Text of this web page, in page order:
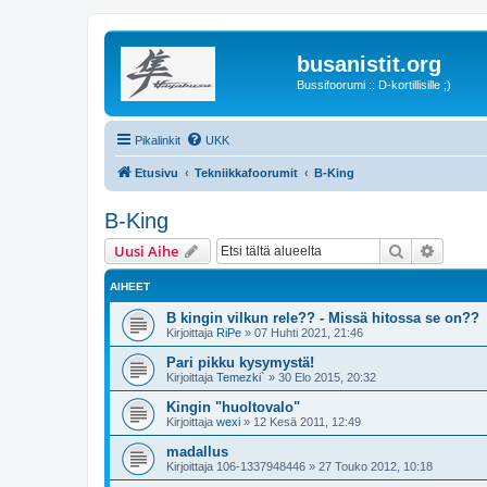
busanistit.org
Bussifoorumi :: D-kortillisille ;)
Pikalinkit UKK
Etusivu Tekniikkafoorumit B-King
B-King
Uusi Aihe Etsi
AIHEET
B kingin vilkun rele?? - Missä hitossa se on??
Kirjoittaja RiPe » 07 Huhti 2021, 21:46
Pari pikku kysymystä!
Kirjoittaja Temezki` » 30 Elo 2015, 20:32
Kingin "huoltovalo"
Kirjoittaja wexi » 12 Kesä 2011, 12:49
madallus
Kirjoittaja 106-1337948446 » 27 Touko 2012, 10:18